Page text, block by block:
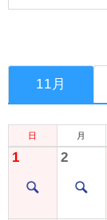
11月
日 月
1 2